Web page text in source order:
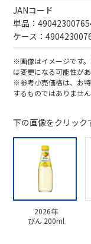
JANコード
単品：
ケース：
※画像はイメージです
は変更になる可能性が
※参考小売価格は、お
するものではありません
下の画像をクリック
2026年
びん 200ml